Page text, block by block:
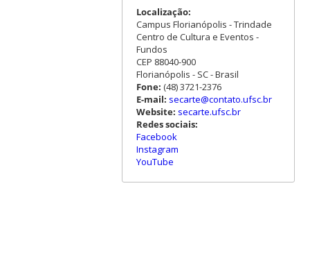
Localização:
Campus Florianópolis - Trindade
Centro de Cultura e Eventos -
Fundos
CEP 88040-900
Florianópolis - SC - Brasil
Fone: (48) 3721-2376
E-mail: secarte@contato.ufsc.br
Website: secarte.ufsc.br
Redes sociais:
Facebook
Instagram
YouTube